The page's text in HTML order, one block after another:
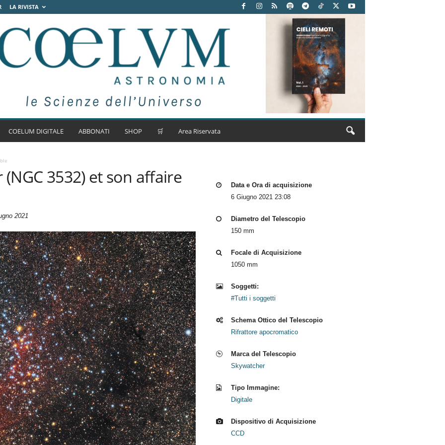
LA RIVISTA
COELUM DIGITALE ABBONATI SHOP 🛒 Area Riservata
3532) et son affaire
2021
Data e Ora di acquisizione
6 Giugno 2021 23:08
Diametro del Telescopio
150 mm
Focale di Acquisizione
1050 mm
Soggetti:
#Tutti i soggetti
Schema Ottico del Telescopio
Rifrattore apocromatico
Marca del Telescopio
Skywatcher
Tipo Immagine:
Digitale
Dispositivo di Acquisizione
CCD